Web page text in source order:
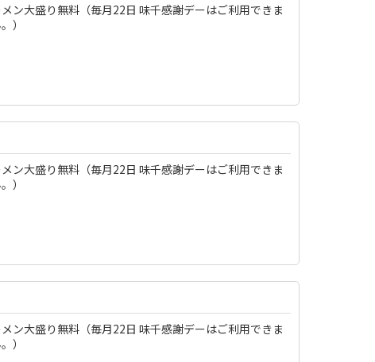
ン大盛り無料（毎月22日 味千感謝デーはご利用できま
）
ン大盛り無料（毎月22日 味千感謝デーはご利用できま
）
ン大盛り無料（毎月22日 味千感謝デーはご利用できま
）